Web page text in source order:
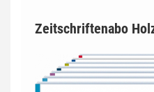
Zeitschriftenabo